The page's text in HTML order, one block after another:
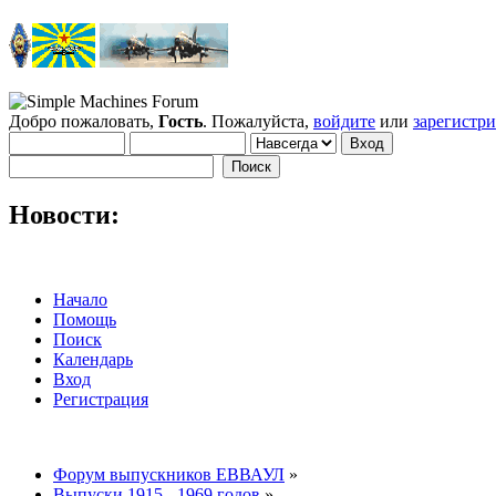
Добро пожаловать, Гость. Пожалуйста, войдите или
Новости:
Начало
Помощь
Поиск
Календарь
Вход
Регистрация
Форум выпускников ЕВВАУЛ »